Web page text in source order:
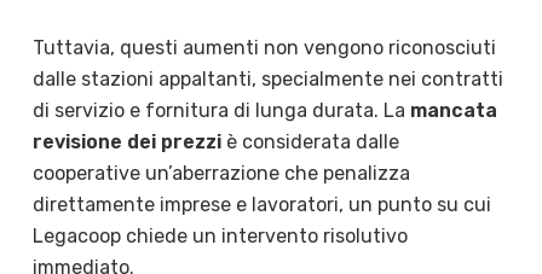
Tuttavia, questi aumenti non vengono riconosciuti
dalle stazioni appaltanti, specialmente nei contratti
di servizio e fornitura di lunga durata. La mancata
revisione dei prezziè considerata dalle
cooperative un’aberrazione che penalizza
direttamente imprese e lavoratori, un punto su cui
Legacoop chiede un intervento risolutivo
immediato.